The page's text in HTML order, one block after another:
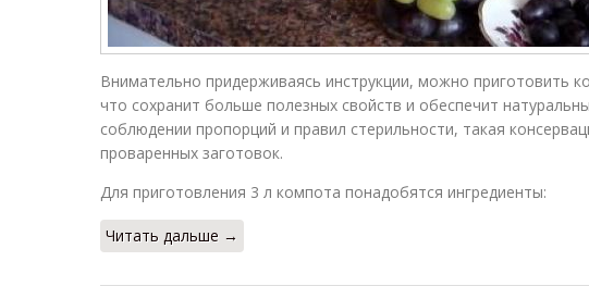
Внимательно придерживаясь инструкции, можно приготовить
что сохранит больше полезных свойств и обеспечит
соблюдении пропорций и правил стерильности, такая
проваренных заготовок.
Для приготовления 3 л компота понадобятся ингредиенты:
Читать дальше →